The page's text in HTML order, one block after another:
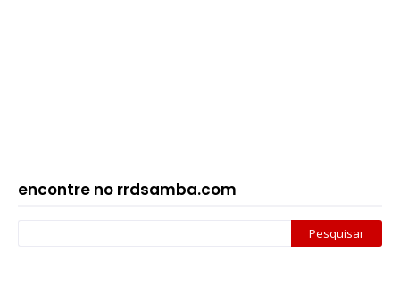
encontre no rrdsamba.com